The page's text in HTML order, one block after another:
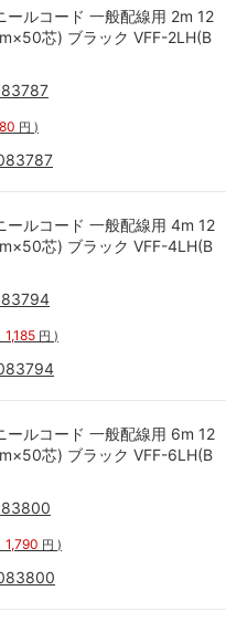
ールコード 一般配線用 2m 12
芯) ブラック VFF-2LH(B
円 )
ールコード 一般配線用 4m 12
芯) ブラック VFF-4LH(B
1,185 円 )
ールコード 一般配線用 6m 12
芯) ブラック VFF-6LH(B
1,790 円 )